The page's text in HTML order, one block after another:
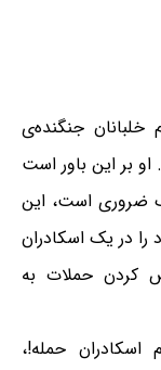
خلبانان جنگنده‌ی
بر این باور است
ضروری است، این
در یک اسکادران
کردن حملات به
اسکادران حمله!،